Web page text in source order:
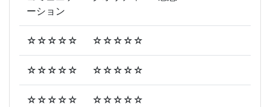
ーション
☆☆☆☆☆ ☆☆☆☆☆
☆☆☆☆☆ ☆☆☆☆☆
☆☆☆☆☆ ☆☆☆☆☆